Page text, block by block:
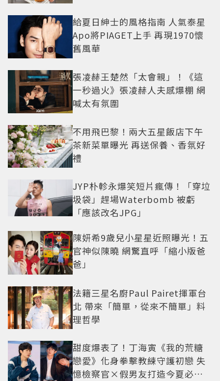
給夏日紳士的風格指南 人氣泰星
Apo將PIAGET上手 再現1970懷
舊風華
張凌赫王楚然「太會親」！《這
一秒過火》張凌赫人夫感爆棚 網
喊太有氛圍
不用飛巴黎！兩大五星飯店下午
茶新菜單曝光 再送保養、香氛好
禮
JYP朴軫永爆笑短片瘋傳！「穿垃
圾袋」趕場Waterbomb 被虧
「應該改名JPG」
陳妍希9歲兒小星星近照曝光！五
官神似陳曉 網驚直呼「縮小版爸
爸」
法籍三星名廚Paul Pairet揮軍台
北 帶來「簡單，從來不簡單」料
理哲學
甜度爆表了！丁海寅《我的荒糖
戀愛》化身拳擊教練守護初戀 失
憶檢察官×假男友打造今夏必看